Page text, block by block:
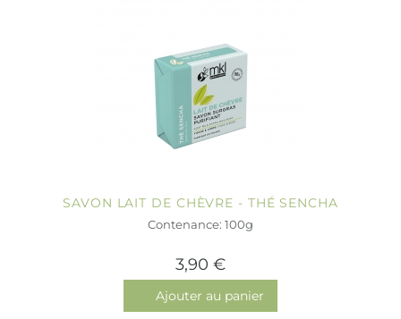
SAVON LAIT DE CHÈVRE - THÉ SENCHA
Contenance: 100g
3,90 €
Ajouter au panier